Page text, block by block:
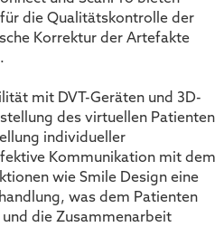
die Qualitätskontrolle der
Korrektur der Artefakte
mit DVT-Geräten und 3D-
des virtuellen Patienten
individueller
Kommunikation mit dem
wie Smile Design eine
was dem Patienten
die Zusammenarbeit